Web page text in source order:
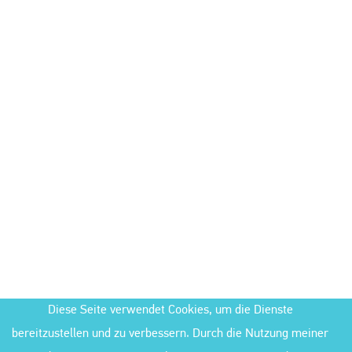
Diese Seite verwendet Cookies, um die Dienste
bereitzustellen und zu verbessern. Durch die Nutzung meiner